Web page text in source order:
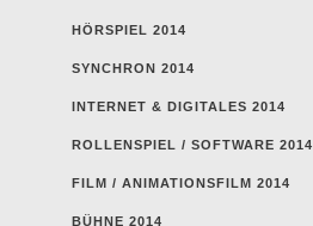
HÖRSPIEL 2014
SYNCHRON 2014
INTERNET & DIGITALES 2014
ROLLENSPIEL / SOFTWARE 2014
FILM / ANIMATIONSFILM 2014
BÜHNE 2014